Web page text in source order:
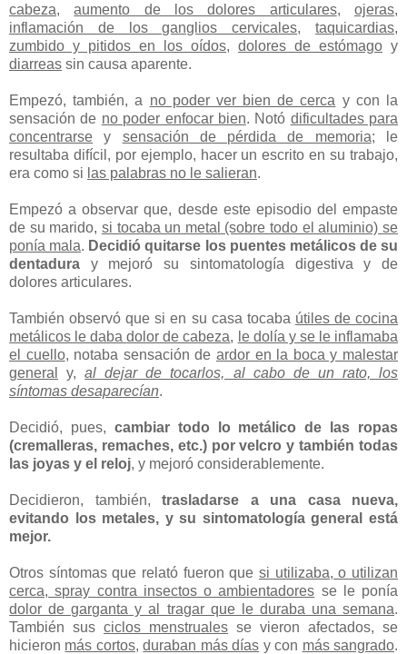
cabeza,aumento de los dolores articulares,ojeras,
inflamación de los ganglios cervicales,taquicardias,
zumbido y pitidos en los oídos, dolores de estómago y
diarreas sin causa aparente.
Empezó, también, a no poder ver bien de cerca y con la
sensación de no poder enfocar bien. Notó dificultades para
concentrarse y sensación de pérdida de memoria; le
resultaba difícil, por ejemplo, hacer un escrito en su trabajo,
era como si las palabras no le salieran.
Empezó a observar que, desde este episodio del empaste
de su marido, si tocaba un metal (sobre todo el aluminio) se
ponía mala. Decidió quitarse los puentes metálicos de su
dentadura y mejoró su sintomatología digestiva y de
dolores articulares.
También observó que si en su casa tocaba útiles de cocina
metálicos le dabadolor de cabeza, le dolía y se le inflamaba
el cuello, notaba sensación deardor en la boca y malestar
general
y,al dejar de tocarlos, al cabo de un rato, los
síntomas desaparecían.
Decidió, pues, cambiar todo lo metálico de las ropas
(cremalleras, remaches, etc.) por velcro y también todas
las joyas y el reloj, y mejoró considerablemente.
Decidieron, también, trasladarse a una casa nueva,
evitando los metales, y su sintomatología general está
mejor.
Otros síntomas que relató fueron que si utilizaba, o utilizan
cerca, spray contra insectos o ambientadores se le ponía
dolor de garganta y al tragar que le duraba una semana.
También sus ciclos menstruales se vieron afectados, se
hicieron más cortos,duraban más días y con más sangrado.